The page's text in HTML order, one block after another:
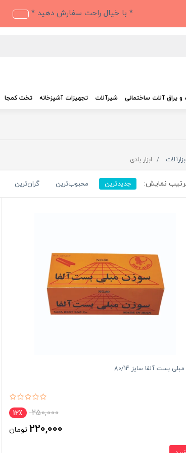
* با خیال راحت سفارش دهید *
و یراق آلات ساختمانی شیرآلات تجهیزات آشپزخانه تخت کمجا
ابزارآلات ابزار بادی
نمایش: جدیدترین محبوب‌ترین گران‌ترین
بست آلفا سایز 80/14
250,000 12٪
220,000 تومان